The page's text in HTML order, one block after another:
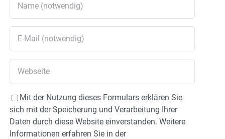
Mit der Nutzung dieses Formulars erklären Sie
sich mit der Speicherung und Verarbeitung Ihrer
Daten durch diese Website einverstanden. Weitere
Informationen erfahren Sie in der